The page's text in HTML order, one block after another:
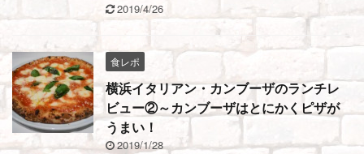
2019/4/26
食レポ
横浜イタリアン・カンブーザのランチレ
ビュー②～カンブーザはとにかくピザが
うまい！
2019/1/28